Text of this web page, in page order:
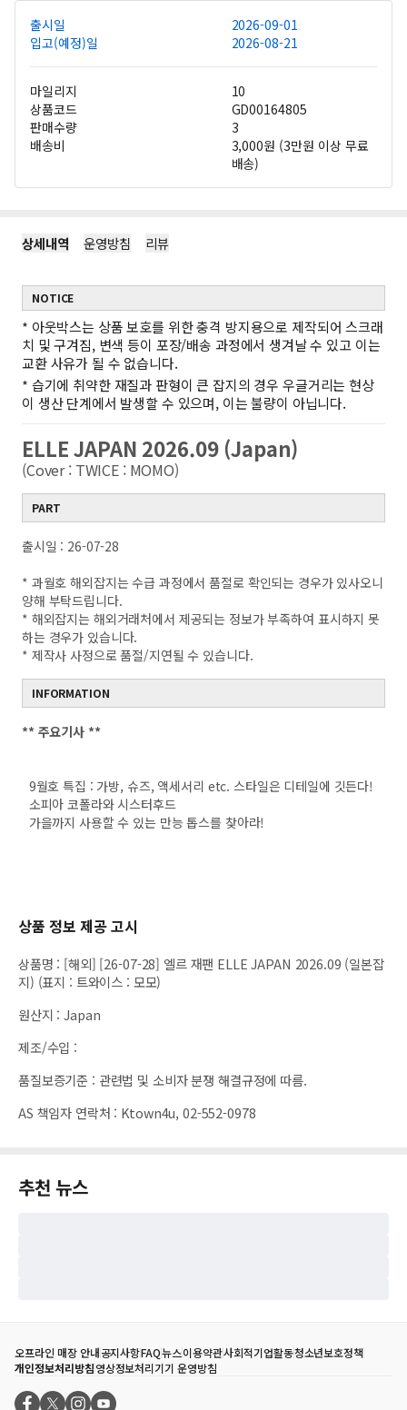
출시일
2026-09-01
입고(예정)일
2026-08-21
마일리지
10
상품코드
GD00164805
판매수량
3
배송비
3,000원 (3만원 이상 무료
배송)
상세내역 운영방침 리뷰
NOTICE
* 아웃박스는 상품 보호를 위한 충격 방지용으로 제작되어 스크래
치 및 구겨짐, 변색 등이 포장/배송 과정에서 생겨날 수 있고 이는
교환 사유가 될 수 없습니다.
* 습기에 취약한 재질과 판형이 큰 잡지의 경우 우글거리는 현상
이 생산 단계에서 발생할 수 있으며, 이는 불량이 아닙니다.
ELLE JAPAN 2026.09 (Japan)
(Cover : TWICE : MOMO)
PART
출시일 : 26-07-28
* 과월호 해외잡지는 수급 과정에서 품절로 확인되는 경우가 있사오니
양해 부탁드립니다.
* 해외잡지는 해외거래처에서 제공되는 정보가 부족하여 표시하지 못
하는 경우가 있습니다.
* 제작사 사정으로 품절/지연될 수 있습니다.
INFORMATION
** 주요기사 **
9월호 특집 : 가방, 슈즈, 액세서리 etc. 스타일은 디테일에 깃든다!
소피아 코폴라와 시스터후드
가을까지 사용할 수 있는 만능 톱스를 찾아라!
상품 정보 제공 고시
상품명 : [해외] [26-07-28] 엘르 재팬 ELLE JAPAN 2026.09 (일본잡
지) (표지 : 트와이스 : 모모)
원산지 :Japan
제조/수입 :
품질보증기준 : 관련법 및 소비자 분쟁 해결규정에 따름.
AS 책임자 연락처 : Ktown4u, 02-552-0978
추천 뉴스
오프라인 매장 안내공지사항FAQ뉴스이용약관사회적기업활동청소년보호정책
개인정보처리방침영상정보처리기기 운영방침